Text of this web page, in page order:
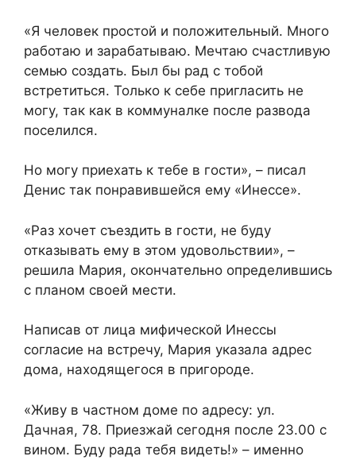
«Я человек простой и положительный. Много
работаю и зарабатываю. Мечтаю счастливую
семью создать. Был бы рад с тобой
встретиться. Только к себе пригласить не
могу, так как в коммуналке после развода
поселился.
Но могу приехать к тебе в гости», – писал
Денис так понравившейся ему «Инессе».
«Раз хочет съездить в гости, не буду
отказывать ему в этом удовольствии», –
решила Мария, окончательно определившись
с планом своей мести.
Написав от лица мифической Инессы
согласие на встречу, Мария указала адрес
дома, находящегося в пригороде.
«Живу в частном доме по адресу: ул.
Дачная, 78. Приезжай сегодня после 23.00 с
вином. Буду рада тебя видеть!» – именно